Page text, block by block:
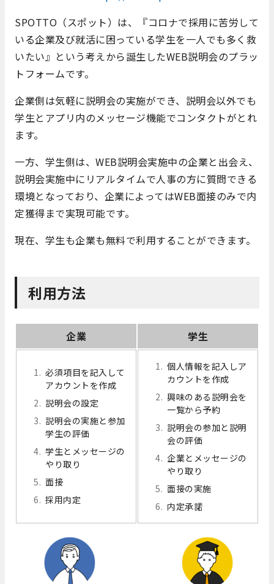
SPOTTO（スポット）は、『コロナで採用に苦労して
いる企業及び就活に困っている学生を一人でも多く救
いたい』という考えから誕生したWEB説明会のプラッ
トフォームです。
企業側は気軽に説明会の実施ができ、説明会以外でも
学生とアプリ内のメッセージ機能でコンタクトがとれ
ます。
一方、学生側は、WEB説明会実施中の企業と出会え、
説明会実施中にリアルタイムで人事の方に質問できる
環境となっており、企業によってはWEB面接のみで内
定獲得まで実現可能です。
現在、学生も企業も無料で利用することができます。
利用方法
企業 学生
必須項目を記入して
アカウントを作成
説明会の設定
説明会の実施と参加
学生の評価
学生とメッセージの
やり取り
面接
採用内定
個人情報を記入しア
カウントを作成
興味のある説明会を
一覧から予約
説明会の参加と説明
会の評価
企業とメッセージの
やり取り
面接の実施
内定承諾